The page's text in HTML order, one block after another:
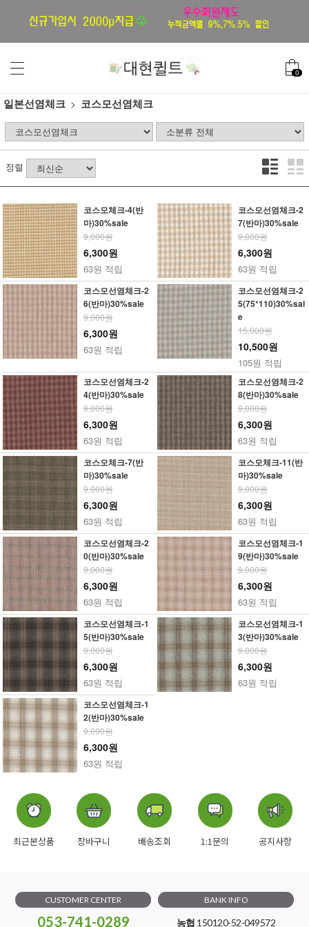
0
일본선염체크 코스모선염체크
정렬
코스모체크-4(반
마)30%sale
9,000원
6,300원
63원 적립
코스모선염체크-2
7(반마)30%sale
9,000원
6,300원
63원 적립
코스모선염체크-2
6(반마)30%sale
9,000원
6,300원
63원 적립
코스모선염체크-2
5(75*110)30%sal
e
15,000원
10,500원
105원 적립
코스모선염체크-2
4(반마)30%sale
9,000원
6,300원
63원 적립
코스모선염체크-2
8(반마)30%sale
9,000원
6,300원
63원 적립
코스모체크-7(반
마)30%sale
9,000원
6,300원
63원 적립
코스모체크-11(반
마)30%sale
9,000원
6,300원
63원 적립
코스모선염체크-2
0(반마)30%sale
9,000원
6,300원
63원 적립
코스모선염체크-1
9(반마)30%sale
9,000원
6,300원
63원 적립
코스모선염체크-1
5(반마)30%sale
9,000원
6,300원
63원 적립
코스모선염체크-1
3(반마)30%sale
9,000원
6,300원
63원 적립
코스모선염체크-1
2(반마)30%sale
9,000원
6,300원
63원 적립
최근본상품 장바구니 배송조회 1:1문의 공지사항
CUSTOMER CENTER
053-741-0289
BANK INFO
농협 150120-52-049572